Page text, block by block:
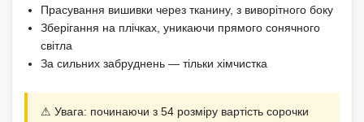
Прасування вишивки через тканину, з виворітного боку
Зберігання на плічках, уникаючи прямого сонячного
світла
За сильних забруднень — тільки хімчистка
⚠ Увага: починаючи з 54 розміру вартість сорочки